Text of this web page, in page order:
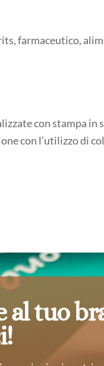
farmaceutico,
con stampa in
con l’utilizzo di
al tuo